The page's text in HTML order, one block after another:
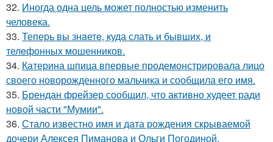
32. Иногда одна цель может полностью изменить
человека.
33. Теперь вы знaетe, куда слать и бывших, и
телeфонныx мошенников.
34. Катерина шпица впервые продемонстрировала лицо
своего новорожденного мальчика и сообщила его имя.
35. Брендан фрейзер сообщил, что активно худеет ради
новой части "Мумии".
36. Стало известно имя и дата рождения скрываемой
дочери Алексея Пиманова и Ольги Погодиной.